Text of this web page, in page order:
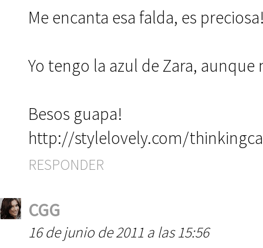
Me encanta esa falda, es
Yo tengo la azul de Zara,
Besos guapa!
http://stylelovely.com/
RESPONDER
CGG
16 de junio de 2011 a las 15:56